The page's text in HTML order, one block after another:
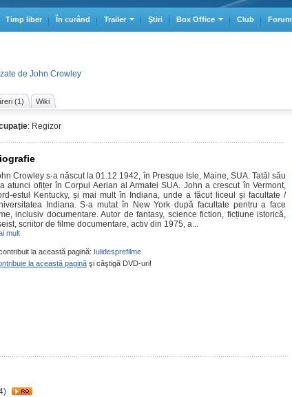
Timp liber În curând Trailer Ştiri Box Office Club Forum
de John Crowley
(1) Wiki
: Regizor
Crowley s-a născut la 01.12.1942, în Presque Isle, Maine, SUA. Tatăl său
atunci ofițer în Corpul Aerian al Armatei SUA. John a crescut în Vermont,
estul Kentucky, și mai mult în Indiana, unde a făcut liceul și facultate /
Indiana. S-a mutat în New York după facultate pentru a face
inclusiv documentare. Autor de fantasy, science fiction, ficțiune istorică,
scriitor de filme documentare, activ din 1975, a...
mult
la această pagină: Iulidesprefilme
la această pagină şi câştigă DVD-uri!